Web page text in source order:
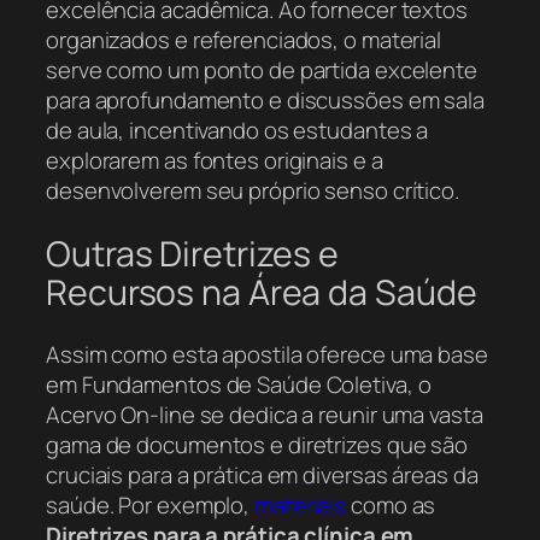
excelência acadêmica. Ao fornecer textos
organizados e referenciados, o material
serve como um ponto de partida excelente
para aprofundamento e discussões em sala
de aula, incentivando os estudantes a
explorarem as fontes originais e a
desenvolverem seu próprio senso crítico.
Outras Diretrizes e
Recursos na Área da Saúde
Assim como esta apostila oferece uma base
em Fundamentos de Saúde Coletiva, o
Acervo On-line se dedica a reunir uma vasta
gama de documentos e diretrizes que são
cruciais para a prática em diversas áreas da
saúde. Por exemplo, materiaiscomo as